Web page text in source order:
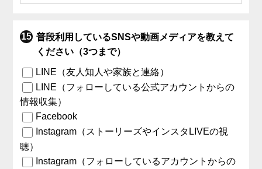
普段利用しているSNSや動画メディアを教えて
ください（3つまで）
LINE（友人知人や家族と連絡）
LINE（フォローしている公式アカウントからの
情報収集）
Facebook
Instagram（ストーリーズやインスタLIVEの視
聴）
Instagram（フォローしているアカウントからの